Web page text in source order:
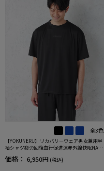
全3色
【YOKUNERU】リカバリーウェア男女兼用半
袖シャツ疲労回復血行促進遠赤外線快眠NANO
MIX(R)【一般医療機器】SS～LLサイズ
価格： 6,950円 (税込)